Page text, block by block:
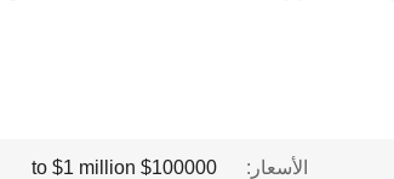
الأسعار: $100000 to $1 million